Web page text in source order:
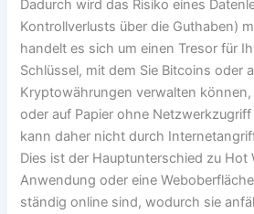
Dadurch wird das Risiko eines
Kontrollverlusts über die Guthaben)
handelt es sich um einen Tresor für
Schlüssel, mit dem Sie Bitcoins oder
Kryptowährungen verwalten
oder auf Papier ohne
kann daher nicht durch
Dies ist der Hauptunterschied zu Hot
Anwendung oder eine
ständig online sind, wodurch sie